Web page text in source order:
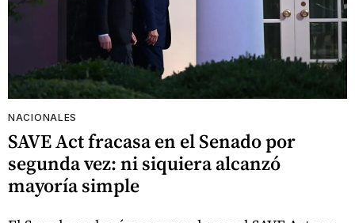
NACIONALES
SAVE Act fracasa en el Senado por
segunda vez: ni siquiera alcanzó
mayoría simple